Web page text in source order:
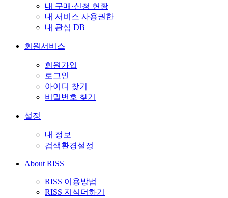
내 구매·신청 현황
내 서비스 사용권한
내 관심 DB
회원서비스
회원가입
로그인
아이디 찾기
비밀번호 찾기
설정
내 정보
검색환경설정
About RISS
RISS 이용방법
RISS 지식더하기